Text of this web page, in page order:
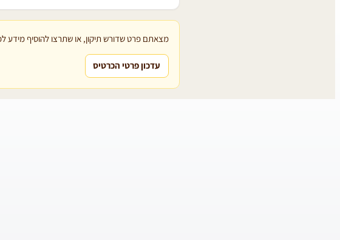
מצאתם פרט שדורש תיקון, או שתרצו להוסיף מידע
עדכון פרטי הכרטיס